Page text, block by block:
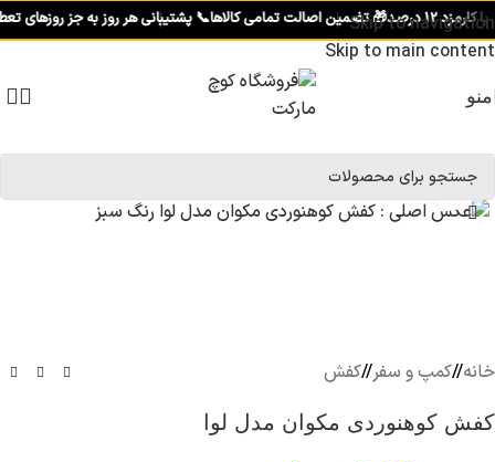
Skip to navigation
Skip to main content
درصد 🎁 تضمین اصالت تمامی کالاها📞 پشتیبانی هر روز به جز روزهای تعطیل از
منو
برای بزرگنمایی کلیک کنید
خانه/کمپ و سفر/کفش
کفش کوهنوردی مکوان مدل لوا